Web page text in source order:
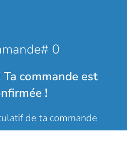
0
Ta commande est
!
de ta commande